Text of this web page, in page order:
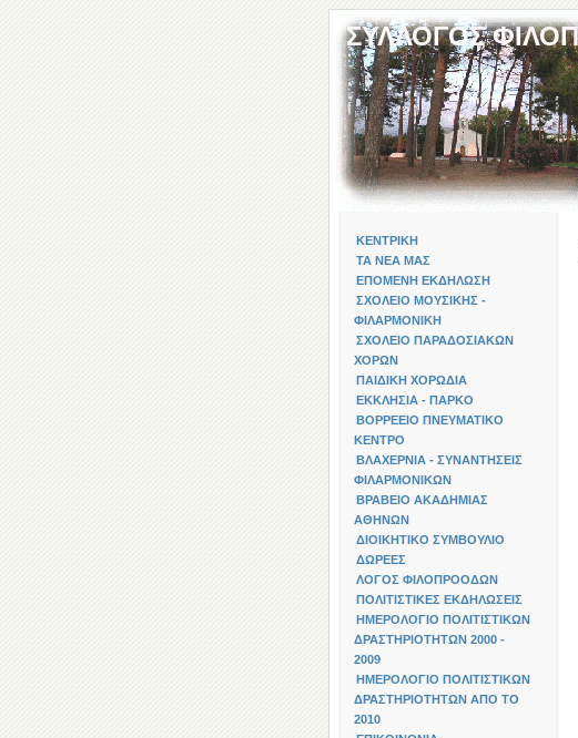
ΣΥΛΛΟΓΟΣ
ΚΕΝΤΡΙΚΗ
ΤΑ ΝΕΑ ΜΑΣ
ΕΠΟΜΕΝΗ ΕΚΔΗΛΩΣΗ
ΣΧΟΛΕΙΟ ΜΟΥΣΙΚΗΣ -
ΦΙΛΑΡΜΟΝΙΚΗ
ΣΧΟΛΕΙΟ ΠΑΡΑΔΟΣΙΑΚΩΝ
ΧΟΡΩΝ
ΠΑΙΔΙΚΗ ΧΟΡΩΔΙΑ
ΕΚΚΛΗΣΙΑ - ΠΑΡΚΟ
ΒΟΡΡΕΕΙΟ ΠΝΕΥΜΑΤΙΚΟ
ΚΕΝΤΡΟ
ΒΛΑΧΕΡΝΙΑ - ΣΥΝΑΝΤΗΣΕΙΣ
ΦΙΛΑΡΜΟΝΙΚΩΝ
ΒΡΑΒΕΙΟ ΑΚΑΔΗΜΙΑΣ
ΑΘΗΝΩΝ
ΔΙΟΙΚΗΤΙΚΟ ΣΥΜΒΟΥΛΙΟ
ΔΩΡΕΕΣ
ΛΟΓΟΣ ΦΙΛΟΠΡΟΟΔΩΝ
ΠΟΛΙΤΙΣΤΙΚΕΣ ΕΚΔΗΛΩΣΕΙΣ
ΗΜΕΡΟΛΟΓΙΟ ΠΟΛΙΤΙΣΤΙΚΩΝ
ΔΡΑΣΤΗΡΙΟΤΗΤΩΝ 2000 -
2009
ΗΜΕΡΟΛΟΓΙΟ ΠΟΛΙΤΙΣΤΙΚΩΝ
ΔΡΑΣΤΗΡΙΟΤΗΤΩΝ ΑΠΟ ΤΟ
2010